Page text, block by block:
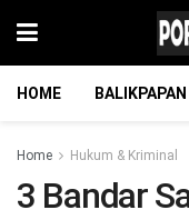
HOME BALIKPAPAN
Home Hukum & Kriminal
3 Bandar